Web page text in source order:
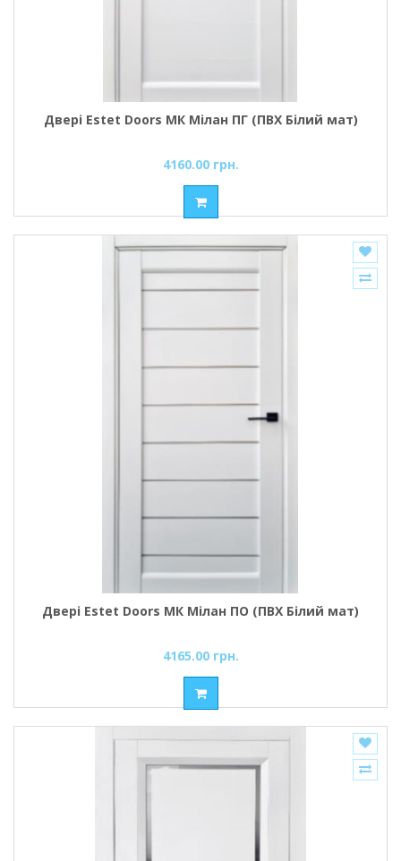
Двері Estet Doors МК Мілан ПГ (ПВХ Білий мат)
4160.00 грн.
Двері Estet Doors МК Мілан ПО (ПВХ Білий мат)
4165.00 грн.